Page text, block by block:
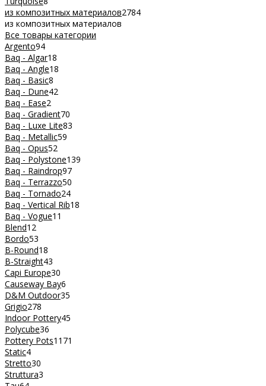
из композитных материалов2784
из композитных материалов
Все товары категории
Argento94
Baq - Algar18
Baq - Angle18
Baq - Basic8
Baq - Dune42
Baq - Ease2
Baq - Gradient70
Baq - Luxe Lite83
Baq - Metallic59
Baq - Opus52
Baq - Polystone139
Baq - Raindrop97
Baq - Terrazzo50
Baq - Tornado24
Baq - Vertical Rib18
Baq - Vogue11
Blend12
Bordo53
B-Round18
B-Straight43
Capi Europe30
Causeway Bay6
D&M Outdoor35
Grigio278
Indoor Pottery45
Polycube36
Pottery Pots1171
Static4
Stretto30
Struttura3